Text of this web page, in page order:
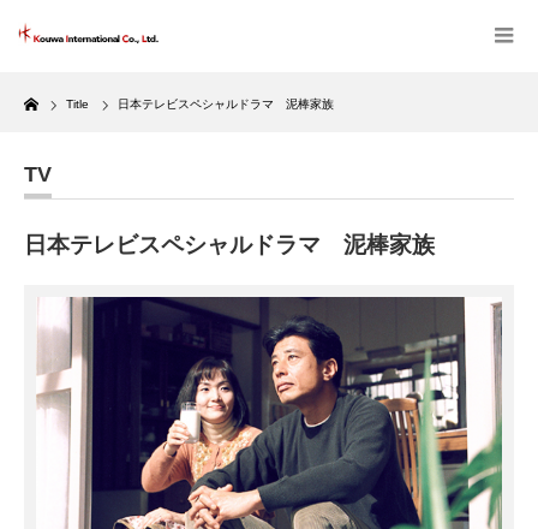
Home
Title 日本テレビスペシャルドラマ 泥棒家族
TV
日本テレビスペシャルドラマ 泥棒家族